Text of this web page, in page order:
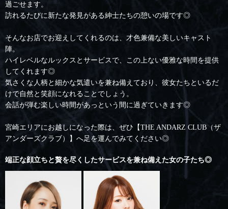
過ごせます。
訪れるたびに新たな発見がある紳士たちの憩いの場です◎
そんなお店でお迎えしてくれるのは、才色兼備な美しいキャスト
陣。
ハイレベルなルックスとサービスで、この上ない優雅な時間を提供
してくれます◎
気さくな人柄と細かな気遣いを兼ね備えており、彼女たちといるだ
けで自然と笑顔になれることでしょう。
会話が弾む楽しい時間があっという間に過ぎていきます◎
宮崎エリアにお越しになった際は、ぜひ【THE ANDARZ CLUB（ザ
アンダーズクラブ）】へ足を運んでみてください◎
端正な顔立ちと贅を尽くしたサービスを兼ね備えた女の子たち◎